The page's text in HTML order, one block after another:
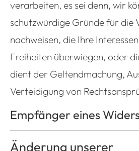
verarbeiten, es sei denn, wir
schutzwürdige Gründe für die
nachweisen, die Ihre
Freiheiten überwiegen, oder
dient der Geltendmachung,
Verteidigung von
Empfänger eines
Änderung unserer